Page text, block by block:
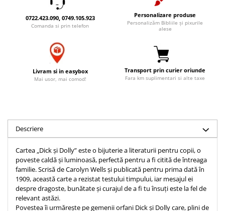
Literatura
Marturii
Romane
Pedagogie
Poezii
Reviste
Sanatate
Tablouri din lemn
Semne de carte
Sticle apa
Tablouri
Tablouri canvas
Termos
Carti postale
0722.423.090, 0749.105.923
Comanda si prin telefon
Personalizare produse
Personalizăm Bibliile și pixurile
alese
Livram si in easybox
Mai usor, mai comod!
Transport prin curier oriunde
Fara km suplimentari si alte taxe
Descriere
Cartea „Dick și Dolly” este o bijuterie a literaturii pentru copii, o
poveste caldă și luminoasă, perfectă pentru a fi citită de întreaga
familie. Scrisă de Carolyn Wells și publicată pentru prima dată în
1909, această carte a rezistat testului timpului, iar mesajul ei
despre dragoste, bunătate și curajul de a fi tu însuți este la fel de
relevant astăzi.
Povestea îi urmărește pe gemenii orfani Dick și Dolly care, plini de